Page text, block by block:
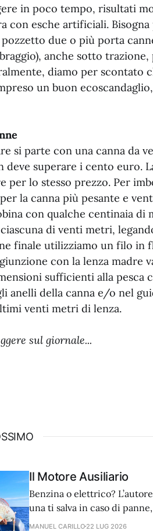
in poco tempo, risultati
con esche artificiali.
due o più porta
anche sotto
diamo per scontato
un buon
si parte con una canna da
deve superare i cento euro.
per lo stesso prezzo. Per
la canna più pesante e
con qualche centinaia
di venti metri,
finale utilizziamo un filo in
con la lenza madre
sufficienti alla pesca
anelli della canna e/o nel
venti metri di lenza.
sul giornale...
Il Motore Ausiliario
Benzina o elettrico?
una ti salva in caso di
privilegiata quindi la
MANUEL CARILLO 22 LUG 2026